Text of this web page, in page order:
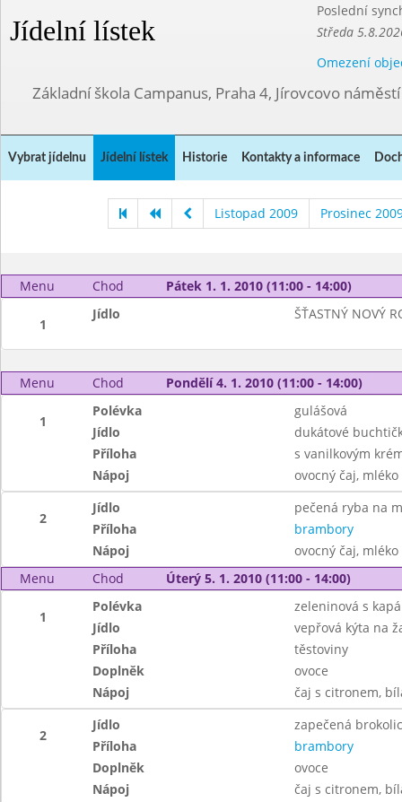
Jídelní lístek
Poslední
Středa
Omezení
Základní škola Campanus, Praha 4, Jírovcovo
Vybrat jídelnu Jídelní lístek Historie Kontakty a informace
Listopad 2009 Prosinec
Menu Chod Pátek 1. 1. 2010 (11:00 - 14:00)
1
Jídlo ŠŤASTNÝ NOVÝ
Menu Chod Pondělí 4. 1. 2010 (11:00 - 14:00)
1
Polévka
gulášová
Jídlo
dukátové
Příloha
s vanilkovým
Nápoj
ovocný čaj, mléko
2
Jídlo
pečená ryba na
Příloha
brambory
Nápoj
ovocný čaj, mléko
Menu
Chod Úterý 5. 1. 2010 (11:00 - 14:00)
1
Polévka
zeleninová s
Jídlo
vepřová kýta na
Příloha
těstoviny
Doplněk
ovoce
Nápoj
čaj s citronem,
2
Jídlo
zapečená
Příloha
brambory
Doplněk
ovoce
Nápoj
čaj s citronem,